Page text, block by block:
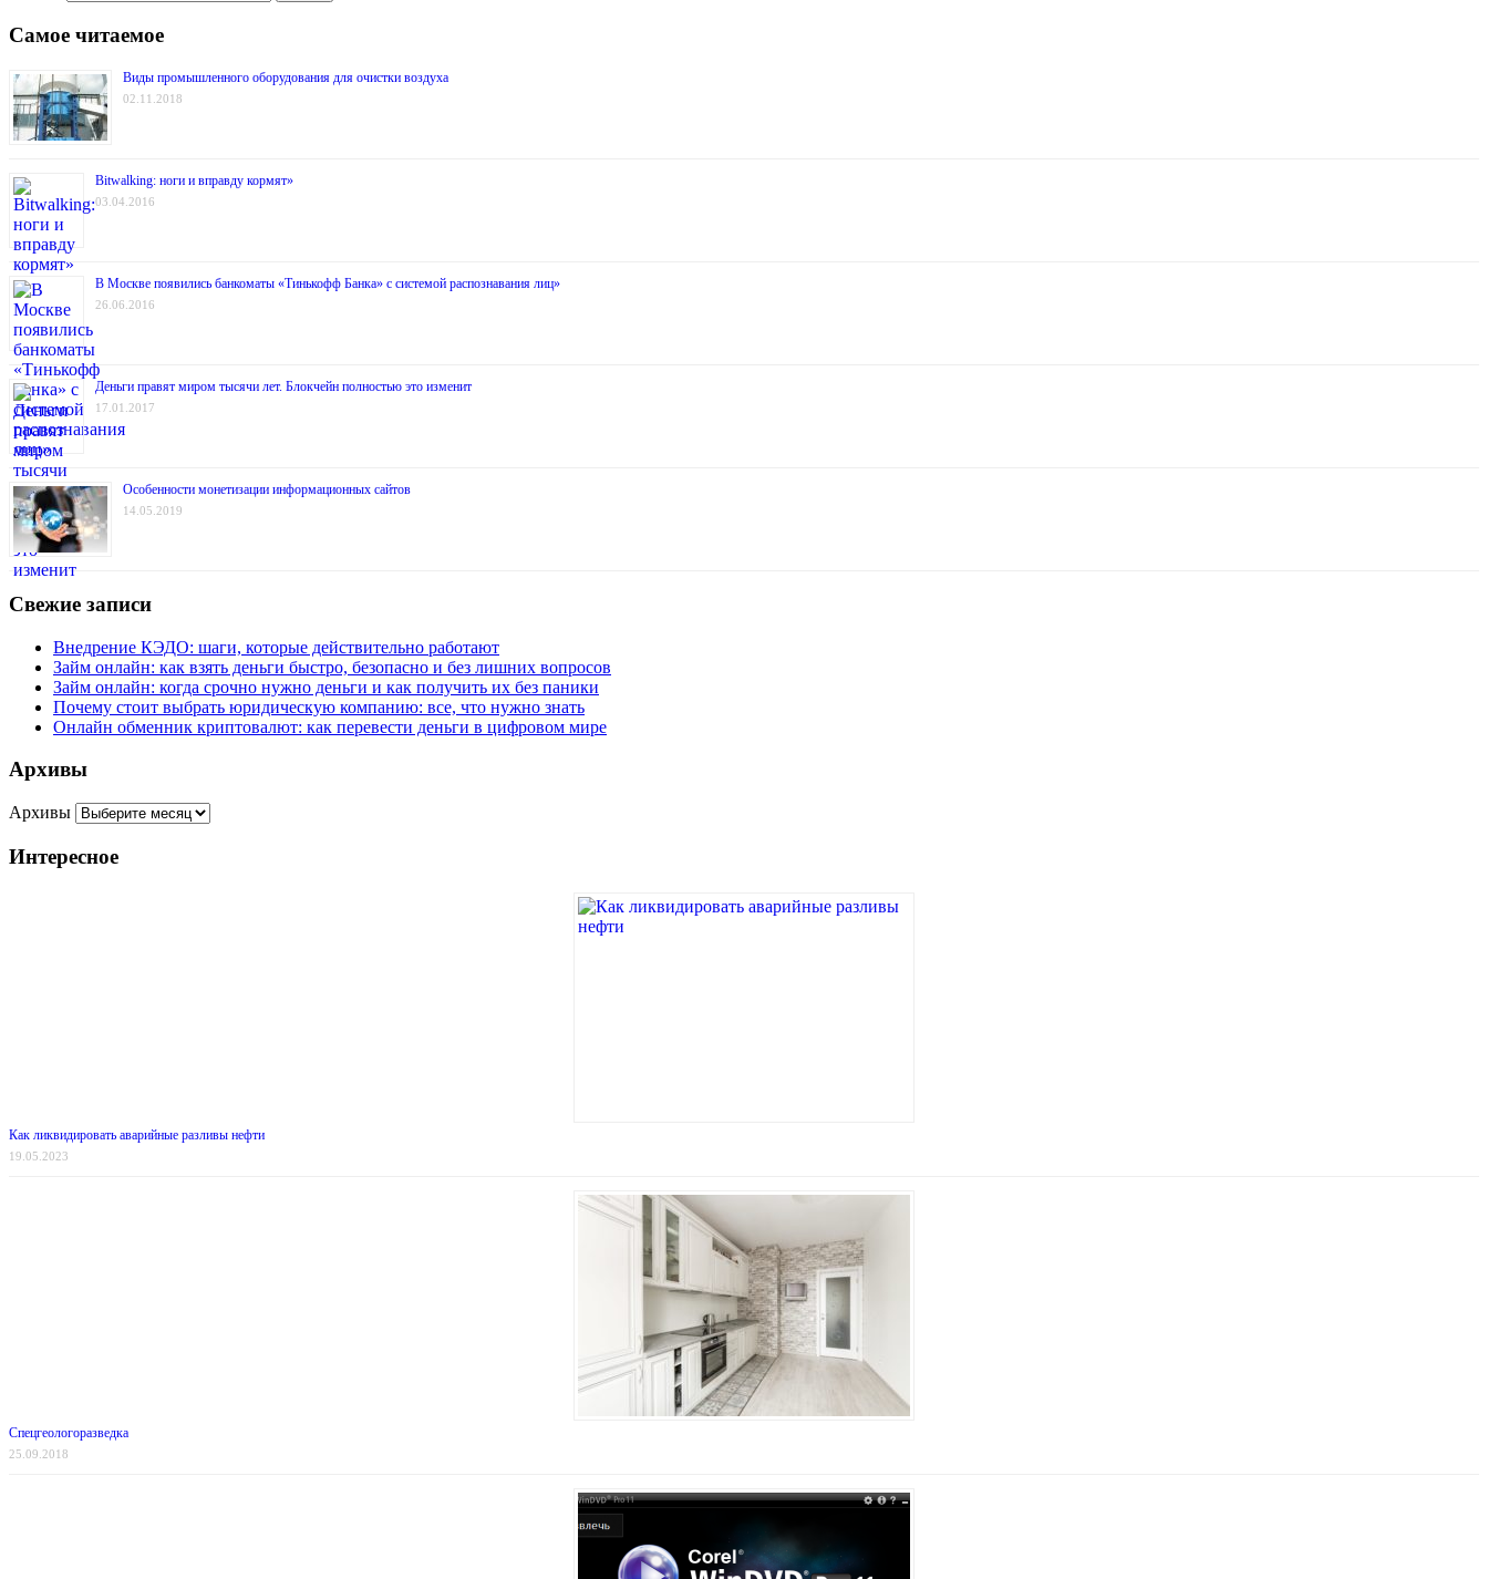
Самое читаемое
Виды промышленного оборудования для очистки воздуха
02.11.2018
Bitwalking: ноги и вправду кормят»
03.04.2016
В Москве появились банкоматы «Тинькофф Банка» с системой распознавания лиц»
26.06.2016
Деньги правят миром тысячи лет. Блокчейн полностью это изменит
17.01.2017
Особенности монетизации информационных сайтов
14.05.2019
Свежие записи
Внедрение КЭДО: шаги, которые действительно работают
Займ онлайн: как взять деньги быстро, безопасно и без лишних вопросов
Займ онлайн: когда срочно нужно деньги и как получить их без паники
Почему стоит выбрать юридическую компанию: все, что нужно знать
Онлайн обменник криптовалют: как перевести деньги в цифровом мире
Архивы
Архивы
Интересное
Как ликвидировать аварийные разливы нефти
19.05.2023
Спецгеологоразведка
25.09.2018